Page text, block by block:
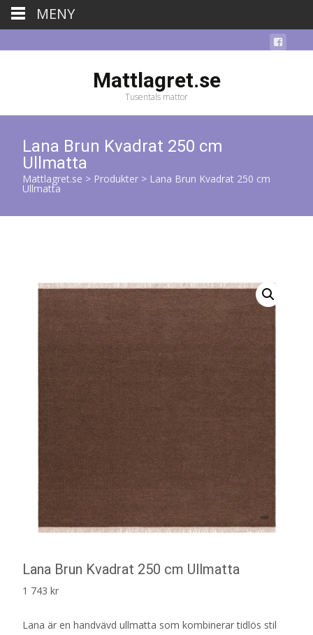
Mattlagret.se
Tusentals mattor
Lana Brun Kvadrat 250 cm
Ullmatta
Mattlagret.se > Produkter > Lana Brun Kvadrat 250 cm
Ullmatta
Lana Brun Kvadrat 250 cm Ullmatta
1 743 kr
Lana är en handvävd ullmatta som kombinerar tidlös stil
MENY